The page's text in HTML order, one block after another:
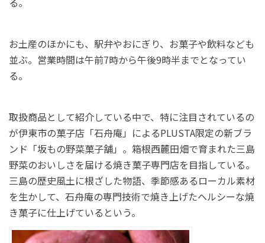
お土産のほかにも、駅弁やおにぎり、お菓子や飲料なども
並ぶ。営業時間は午前7時から午後9時半までとなってい
る。
取扱商品として紹介している中で、特に注目されているの
が伊東市の菓子店「石舟庵」によるPLUSTA限定の新ブラ
ンド「坂もの野菜菓子舗」。箱根西麓田畑で育まれた三島
野菜のおいしさを届ける焼き菓子専門店を目指している。
三島の歴史風土に根ざした物語、季節感あるローカル素材
を生かして、石舟庵の専門技術で焼き上げたヘルシーな焼
き菓子に仕上げているという。